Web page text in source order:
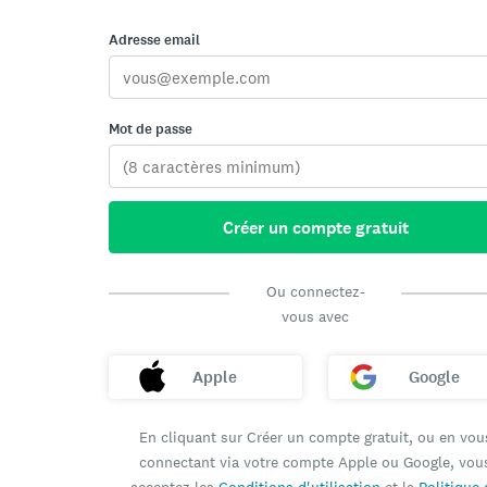
Adresse email
Mot de passe
Créer un compte gratuit
Ou connectez-
vous avec
Apple Google
En cliquant sur Créer un compte gratuit, ou en
connectant via votre compte Apple ou Google,